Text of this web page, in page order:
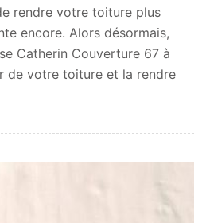
rendre votre toiture plus
encore. Alors désormais,
Catherin Couverture 67 à
de votre toiture et la rendre